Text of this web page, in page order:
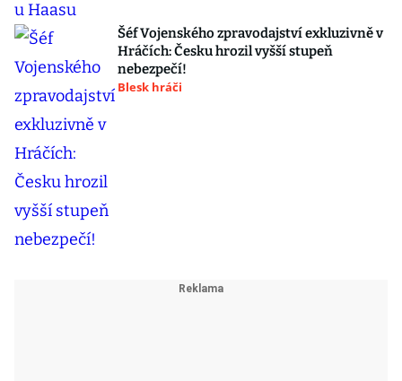
Šéf Vojenského zpravodajství exkluzivně v
Hráčích: Česku hrozil vyšší stupeň
nebezpečí!
Blesk hráči